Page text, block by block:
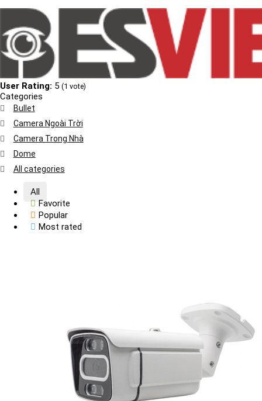
User Rating: 5 (1 vote)
Categories
Bullet
Camera Ngoài Trời
Camera Trong Nhà
Dome
All categories
All
Favorite
Popular
Most rated